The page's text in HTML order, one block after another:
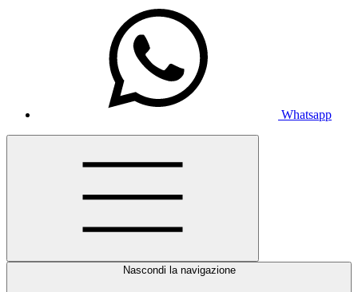
Whatsapp
Nascondi la navigazione